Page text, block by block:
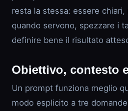
resta la stessa: essere
quando servono, spezzare i
definire bene il risultato
Obiettivo, contesto
Un prompt funziona meglio
modo esplicito a tre